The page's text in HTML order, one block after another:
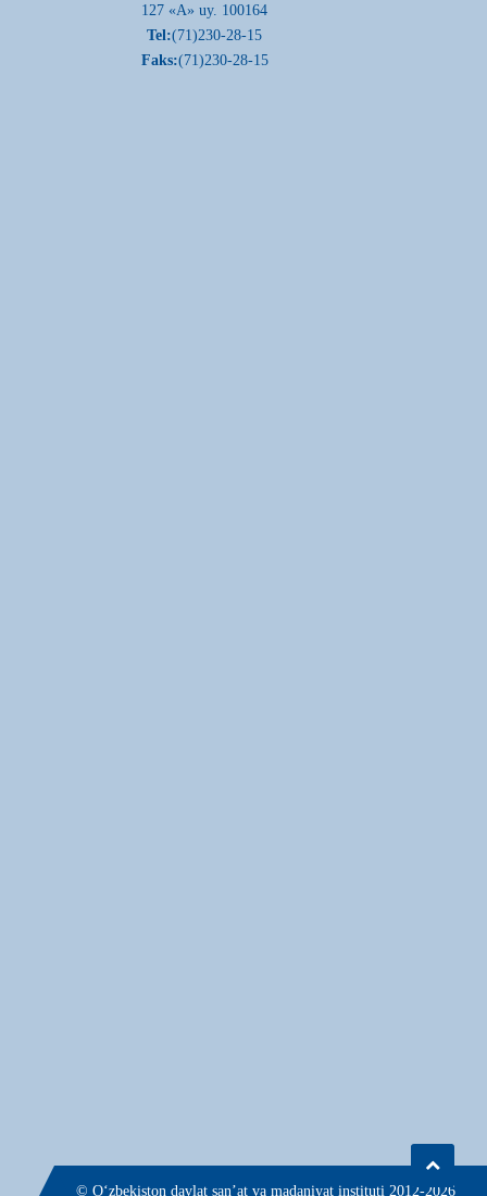
127 «A» uy. 100164
Tel:(71)230-28-15
Faks:(71)230-28-15
© О‘zbekiston davlat san’at va madaniyat instituti 2012-2026